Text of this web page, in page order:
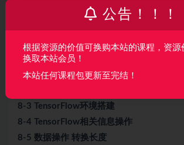
第8章 聊天机器人训练-TensorFlow的模型
本章介绍了TensorFlow关于模型的处理部
训练的基础，在模型训练过程中起着关键
8-1 线程处理（1）
8-3 TensorFlow环境搭建
8-4 TensorFlow相关信息操作
8-5 数据操作 转换长度
公告！！！
根据资源的价值可换购本站的课程，资源
换取本站会员！
本站任何课程包更新至完结！